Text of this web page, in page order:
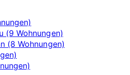
(9 Wohnungen)
(8 Wohnungen)